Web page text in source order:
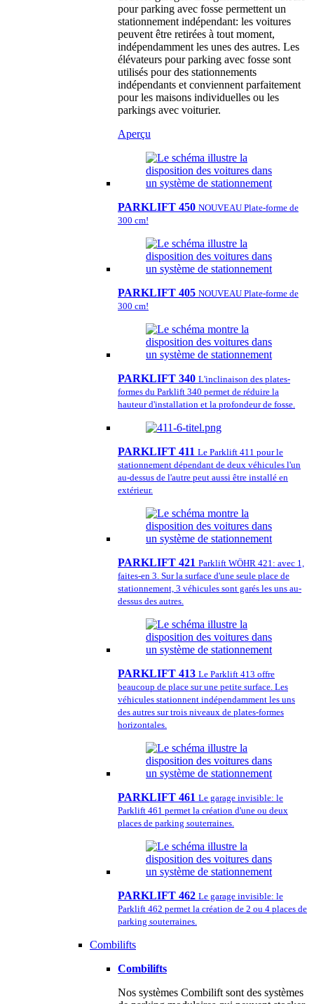
pour parking avec fosse permettent un
stationnement indépendant: les voitures
peuvent être retirées à tout moment,
indépendamment les unes des autres. Les
élévateurs pour parking avec fosse sont
utilisés pour des stationnements
indépendants et conviennent parfaitement
pour les maisons individuelles ou les
parkings avec voiturier.
Aperçu
PARKLIFT 450 NOUVEAU Plate-forme de
300 cm!
PARKLIFT 405 NOUVEAU Plate-forme de
300 cm!
PARKLIFT 340 L'inclinaison des plates-
formes du Parklift 340 permet de réduire la
hauteur d'installation et la profondeur de fosse.
PARKLIFT 411 Le Parklift 411 pour le
stationnement dépendant de deux véhicules l'un
au-dessus de l'autre peut aussi être installé en
extérieur.
PARKLIFT 421 Parklift WÖHR 421: avec 1,
faites-en 3. Sur la surface d'une seule place de
stationnement, 3 véhicules sont garés les uns au-
dessus des autres.
PARKLIFT 413 Le Parklift 413 offre
beaucoup de place sur une petite surface. Les
véhicules stationnent indépendamment les uns
des autres sur trois niveaux de plates-formes
horizontales.
PARKLIFT 461 Le garage invisible: le
Parklift 461 permet la création d'une ou deux
places de parking souterraines.
PARKLIFT 462 Le garage invisible: le
Parklift 462 permet la création de 2 ou 4 places de
parking souterraines.
Combilifts
Combilifts
Nos systèmes Combilift sont des systèmes